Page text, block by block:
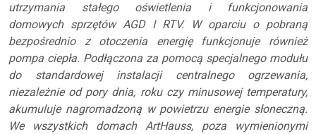
utrzymania stałego oświetlenia i funkcjonowania
domowych sprzętów AGD I RTV. W oparciu o pobraną
bezpośrednio z otoczenia energię funkcjonuje również
pompa ciepła. Podłączona za pomocą specjalnego modułu
do standardowej instalacji centralnego ogrzewania,
niezależnie od pory dnia, roku czy minusowej temperatury,
akumuluje nagromadzoną w powietrzu energie słoneczną.
We wszystkich domach ArtHauss, poza wymienionymi